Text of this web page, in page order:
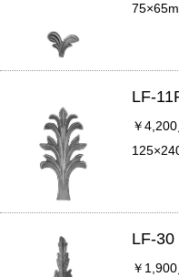
LF-
￥
LF-30
￥